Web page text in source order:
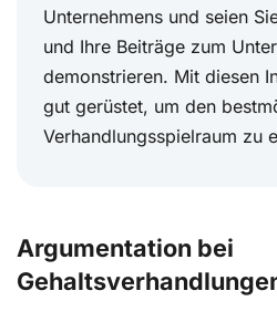
Unternehmens und seien
und Ihre Beiträge zum
demonstrieren. Mit diesen
gut gerüstet, um den
Verhandlungsspielraum zu
Argumentation bei